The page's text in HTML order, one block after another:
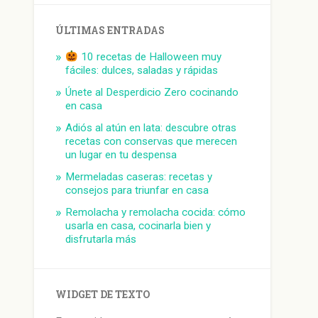
ÚLTIMAS ENTRADAS
10 recetas de Halloween muy
fáciles: dulces, saladas y rápidas
Únete al Desperdicio Zero cocinando
en casa
Adiós al atún en lata: descubre otras
recetas con conservas que merecen
un lugar en tu despensa
Mermeladas caseras: recetas y
consejos para triunfar en casa
Remolacha y remolacha cocida: cómo
usarla en casa, cocinarla bien y
disfrutarla más
WIDGET DE TEXTO